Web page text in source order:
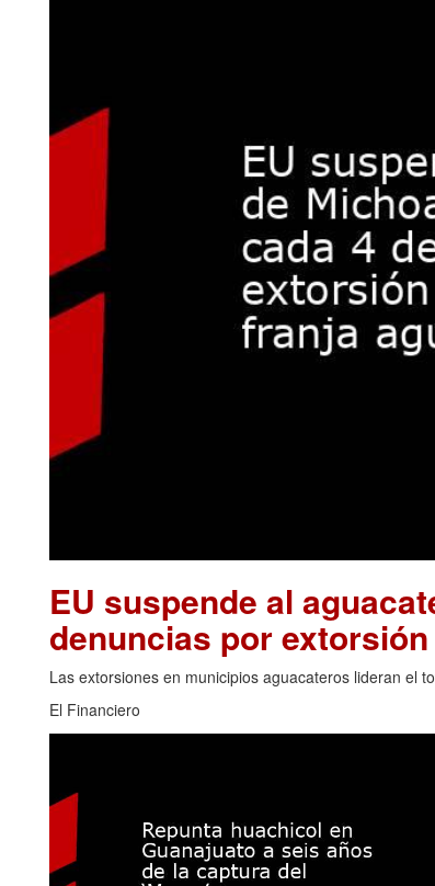
EU suspende al
denuncias por
Las extorsiones en municipios aguacateros lideran el
El Financiero